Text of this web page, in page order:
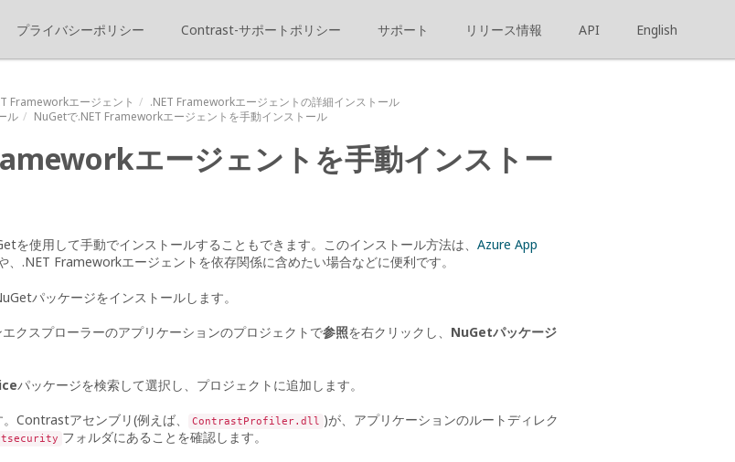
プライバシーポリシー Contrast-サポートポリシー サポート リリース情報 API English
Frameworkエージェント
.NET Frameworkエージェントの詳細インストール
ル
NuGetで.NET Frameworkエージェントを手動インストール
エージェントを手動インストー
を使用して手動でインストールすることもできます。このインストール方法は、 Azure App
、.NET Frameworkエージェントを依存関係に含めたい場合などに便利です。
パッケージをインストールします。
クスプローラーのアプリケーションのプロジェクトで参照を右クリックし、 NuGetパッケージ
パッケージを検索して選択し、プロジェクトに追加します。
Contrastアセンブリ(例えば、 ContrastProfiler.dll )が、アプリケーションのルートディレク
フォルダにあることを確認します。